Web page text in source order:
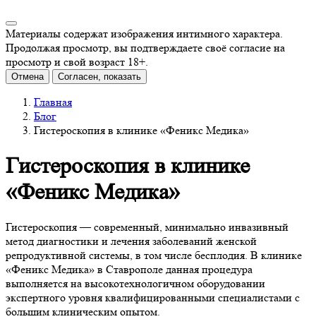
Материалы содержат изображения интимного характера.
Продолжая просмотр, вы подтверждаете своё согласие на
просмотр и свой возраст 18+.
Отмена Согласен, показать
Главная
Блог
Гистероскопия в клинике «Феникс Медика»
Гистероскопия в клинике
«Феникс Медика»
Гистероскопия — современный, минимально инвазивный
метод диагностики и лечения заболеваний женской
репродуктивной системы, в том числе бесплодия. В клинике
«Феникс Медика» в Ставрополе данная процедура
выполняется на высокотехнологичном оборудовании
экспертного уровня квалифицированными специалистами с
большим клиническим опытом.